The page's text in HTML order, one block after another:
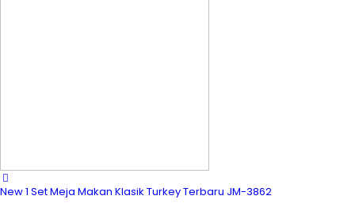
New 1 Set Meja Makan Klasik Turkey Terbaru JM-3862